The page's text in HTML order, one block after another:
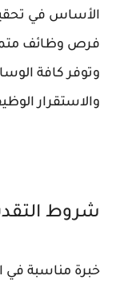
الأساس في
فرص وظائف
وتوفر كافة
والاستقرار
شروط
خبرة مناسبة في